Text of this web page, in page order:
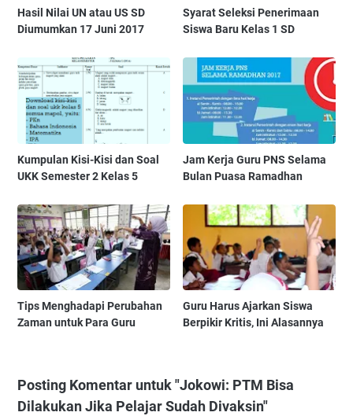
Hasil Nilai UN atau US SD
Diumumkan 17 Juni 2017
Syarat Seleksi Penerimaan
Siswa Baru Kelas 1 SD
Kumpulan Kisi-Kisi dan Soal
UKK Semester 2 Kelas 5
Jam Kerja Guru PNS Selama
Bulan Puasa Ramadhan
Tips Menghadapi Perubahan
Zaman untuk Para Guru
Guru Harus Ajarkan Siswa
Berpikir Kritis, Ini Alasannya
Posting Komentar untuk "Jokowi: PTM Bisa
Dilakukan Jika Pelajar Sudah Divaksin"